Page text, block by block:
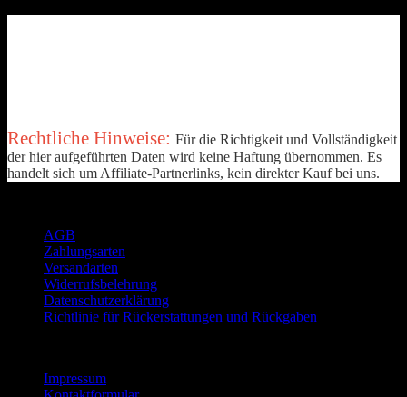
Rechtliche Hinweise: Für die Richtigkeit und Vollständigkeit
der hier aufgeführten Daten wird keine Haftung übernommen. Es
handelt sich um Affiliate-Partnerlinks, kein direkter Kauf bei uns.
AGB
Zahlungsarten
Versandarten
Widerrufsbelehrung
Datenschutzerklärung
Richtlinie für Rückerstattungen und Rückgaben
Impressum